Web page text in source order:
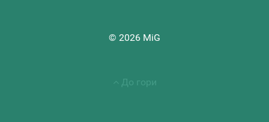
© 2026 MiG
До гори